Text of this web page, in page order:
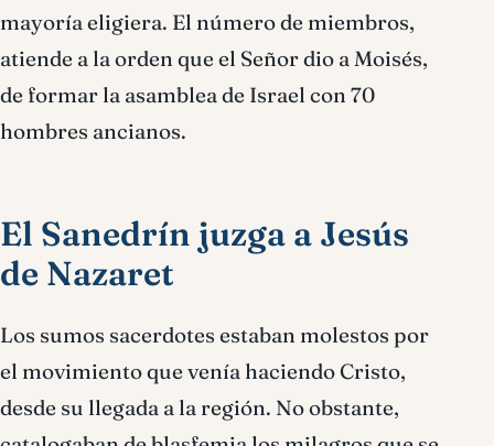
mayoría eligiera. El número de miembros,
atiende a la orden que el Señor dio a Moisés,
de formar la asamblea de Israel con 70
hombres ancianos.
El Sanedrín juzga a Jesús
de Nazaret
Los sumos sacerdotes estaban molestos por
el movimiento que venía haciendo Cristo,
desde su llegada a la región. No obstante,